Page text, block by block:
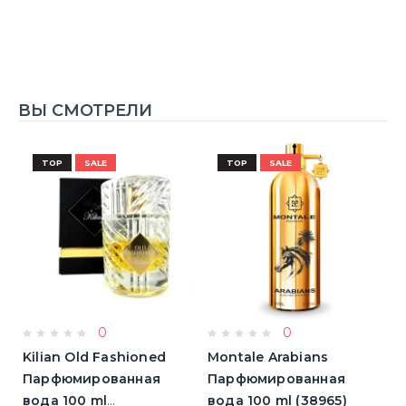
ВЫ СМОТРЕЛИ
TOP SALE
0
Kilian Old Fashioned
Парфюмированная
вода 100 ml
TOP SALE
0
Montale Arabians
Парфюмированная
вода 100 ml (38965)